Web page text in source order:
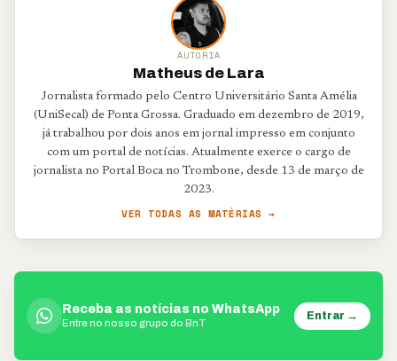
AUTORIA
Matheus de Lara
Jornalista formado pelo Centro Universitário Santa Amélia
(UniSecal) de Ponta Grossa. Graduado em dezembro de 2019,
já trabalhou por dois anos em jornal impresso em conjunto
com um portal de notícias. Atualmente exerce o cargo de
jornalista no Portal Boca no Trombone, desde 13 de março de
2023.
VER TODAS AS MATÉRIAS →
Receba as notícias no WhatsApp
Entre no nosso grupo do BnT
Entrar →